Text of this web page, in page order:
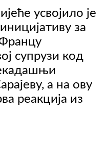
усвојило је
за
супрузи код
а на ову
реакција из